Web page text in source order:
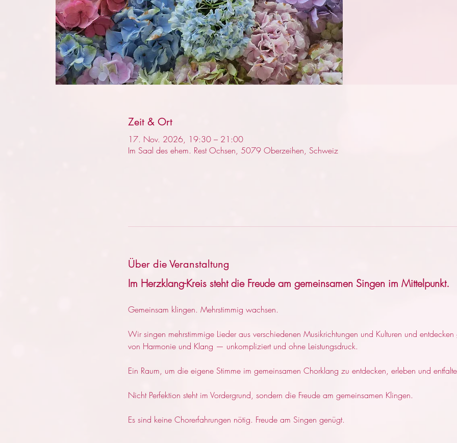
Zeit & Ort
17. Nov. 2026, 19:30 – 21:00
Im Saal des ehem. Rest Ochsen, 5079 Oberzeihen, Schweiz
Über die Veranstaltung
Im Herzklang-Kreis steht die Freude am gemeinsamen Singen im Mittelpunkt.
Gemeinsam klingen. Mehrstimmig wachsen.
Wir singen mehrstimmige Lieder aus verschiedenen Musikrichtungen und Kulturen und
von Harmonie und Klang — unkompliziert und ohne Leistungsdruck.
Ein Raum, um die eigene Stimme im gemeinsamen Chorklang zu entdecken, erleben und
Nicht Perfektion steht im Vordergrund, sondern die Freude am gemeinsamen Klingen.
Es sind keine Chorerfahrungen nötig. Freude am Singen genügt.